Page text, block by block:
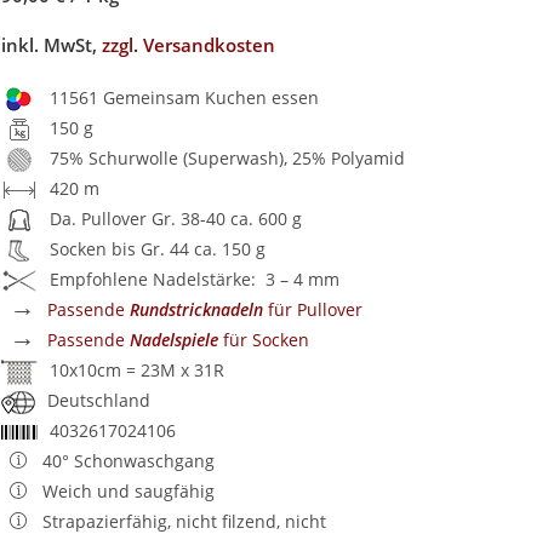
inkl. MwSt,zzgl. Versandkosten
11561 Gemeinsam Kuchen essen
150 g
75% Schurwolle (Superwash), 25% Polyamid
420 m
Da. Pullover Gr. 38-40 ca. 600 g
Socken bis Gr. 44 ca. 150 g
Empfohlene Nadelstärke: 3 – 4 mm
→ PassendeRundstricknadeln für Pullover
→ PassendeNadelspiele für Socken
10x10cm = 23M x 31R
Deutschland
4032617024106
40° Schonwaschgang
Weich und saugfähig
Strapazierfähig, nicht filzend, nicht